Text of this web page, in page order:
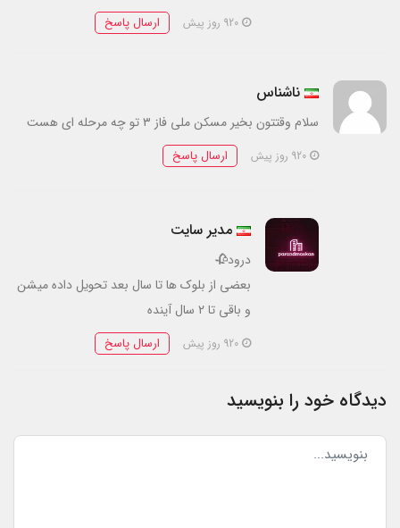
ارسال پاسخ
ناشناس
سلام وقتتون بخیر مسکن ملی فاز ۳ تو چه مرحله ای هست
ارسال پاسخ
مدیر سایت
درود🥀
بعضی از بلوک ها تا سال بعد تحویل داده میشن
و باقی تا ۲ سال آینده
ارسال پاسخ
دیدگاه خود را بنویسید